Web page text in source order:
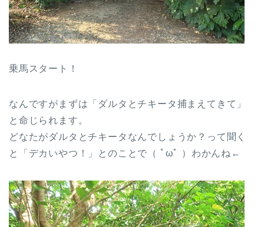
乗馬スタート！
なんですがまずは「ダルタとチキータ捕まえてきて」
と命じられます。
どなたがダルタとチキータなんでしょうか？って聞く
と「デカいやつ！」とのことで（ ﾟωﾟ ）わかんね←